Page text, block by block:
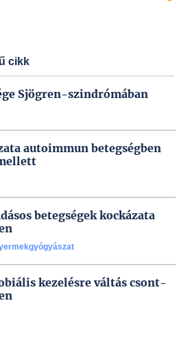
cikk
Sjögren-szindrómában
autoimmun betegségben
betegségek kockázata
kezelésre váltás csont-